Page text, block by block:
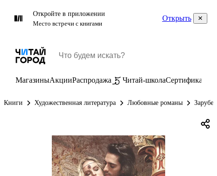
Откройте в приложении
Место встречи с книгами
Открыть
МагазиныАкцииРаспродажа Читай-школаСертификаты
Книги Художественная литература Любовные романы